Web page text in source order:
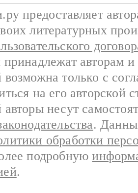
предоставляет
литературных
принадлежат авторам
возможна только с
на его авторской
авторы несут
.
обработки
подробную
.